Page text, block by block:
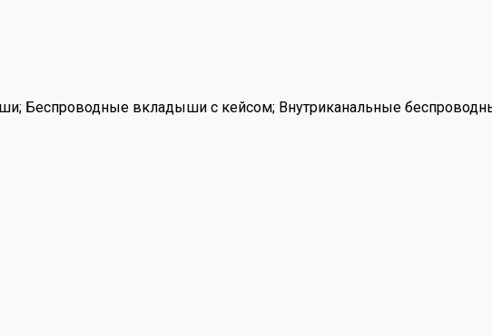
Беспроводные вкладыши с кейсом; Внутриканальные